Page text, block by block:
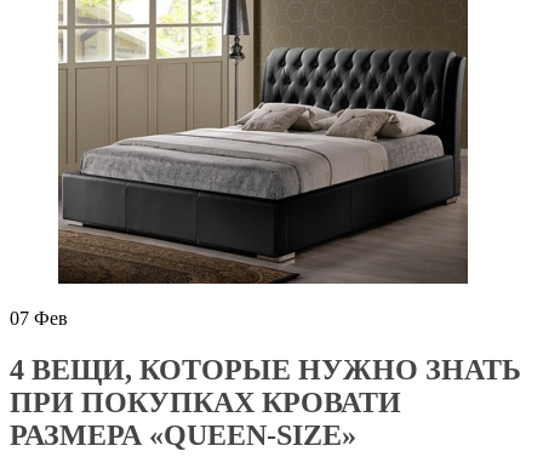
07 Фев
4 ВЕЩИ, КОТОРЫЕ НУЖНО ЗНАТЬ
ПРИ ПОКУПКАХ КРОВАТИ
РАЗМЕРА «QUEEN-SIZE»